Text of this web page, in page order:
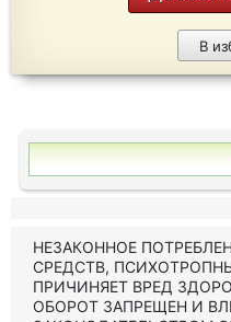
В
НЕЗАКОННОЕ
СРЕДСТВ,
ПРИЧИНЯЕТ ВРЕД
ОБОРОТ ЗАПРЕЩЕН И